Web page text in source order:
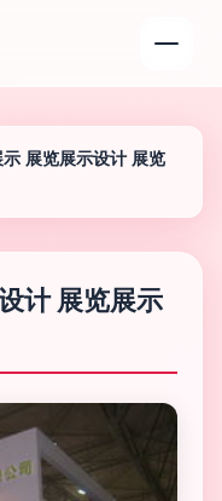
展览展示设计 展览
计 展览展示